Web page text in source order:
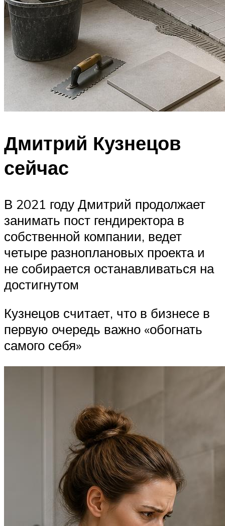
Дмитрий Кузнецов
сейчас
В 2021 году Дмитрий продолжает
занимать пост гендиректора в
собственной компании, ведет
четыре разноплановых проекта и
не собирается останавливаться на
достигнутом
Кузнецов считает, что в бизнесе в
первую очередь важно «обогнать
самого себя»